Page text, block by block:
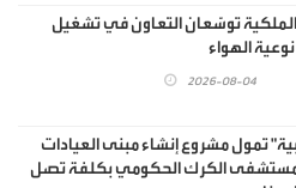
الملكية توسّعان التعاون في تشغيل
الهواء
2026-08-04
تمول مشروع إنشاء مبنى العيادات
مستشفى الكرك الحكومي بكلفة تصل